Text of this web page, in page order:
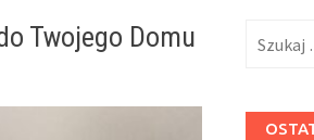
Twojego Domu